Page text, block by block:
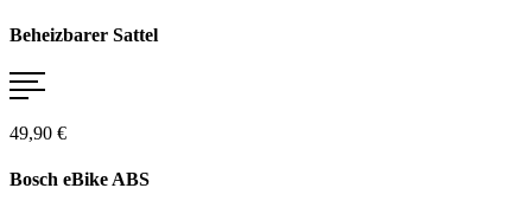
Beheizbarer Sattel
49,90 €
Bosch eBike ABS